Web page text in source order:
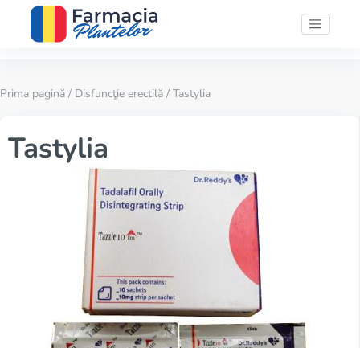
Prima pagină / Disfuncţie erectilă / Tastylia
Tastylia